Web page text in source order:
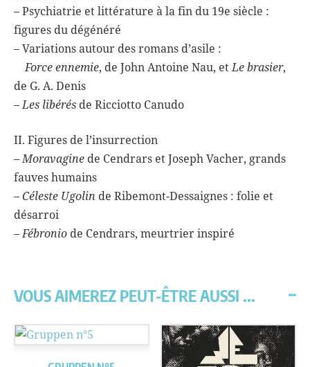
– Psychiatrie et littérature à la fin du 19e siècle :
figures du dégénéré
– Variations autour des romans d’asile :
Force ennemie, de John Antoine Nau, etLe brasier,
de G. A. Denis
– Les libérés de Ricciotto Canudo
II. Figures de l’insurrection
– Moravagine de Cendrars et Joseph Vacher, grands
fauves humains
– Céleste Ugolin de Ribemont-Dessaignes : folie et
désarroi
– Fébronio de Cendrars, meurtrier inspiré
VOUS AIMEREZ PEUT-ÊTRE AUSSI ...